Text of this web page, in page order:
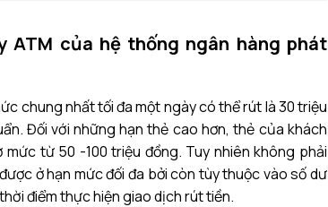
ATM của hệ thống ngân hàng phát
chung nhất tối đa một ngày có thể rút là 30 triệu
Đối với những hạn thẻ cao hơn, thẻ của khách
từ 50 -100 triệu đồng. Tuy nhiên không phải
ở hạn mức đối đa bởi còn tùy thuộc vào số dư
điểm thực hiện giao dịch rút tiền.